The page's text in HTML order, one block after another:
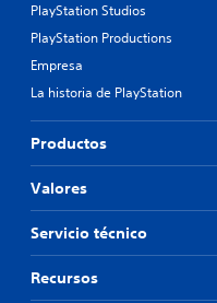
PlayStation Studios
PlayStation Productions
Empresa
La historia de PlayStation
Productos
Valores
Servicio técnico
Recursos